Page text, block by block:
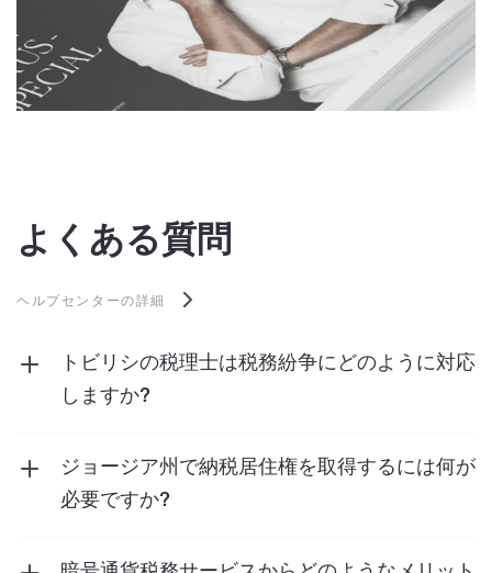
よくある質問
ヘルプセンターの詳細
トビリシの税理士は税務紛争にどのように対応
しますか?
紛争 において強力な弁護と戦略的なアドバイス
を提供します。これには、お客様に代わって交
することが含まれます。
ジョージア州で納税居住権を取得するには何が
必要ですか?
ながりを証明する書類を提出する必要がありま